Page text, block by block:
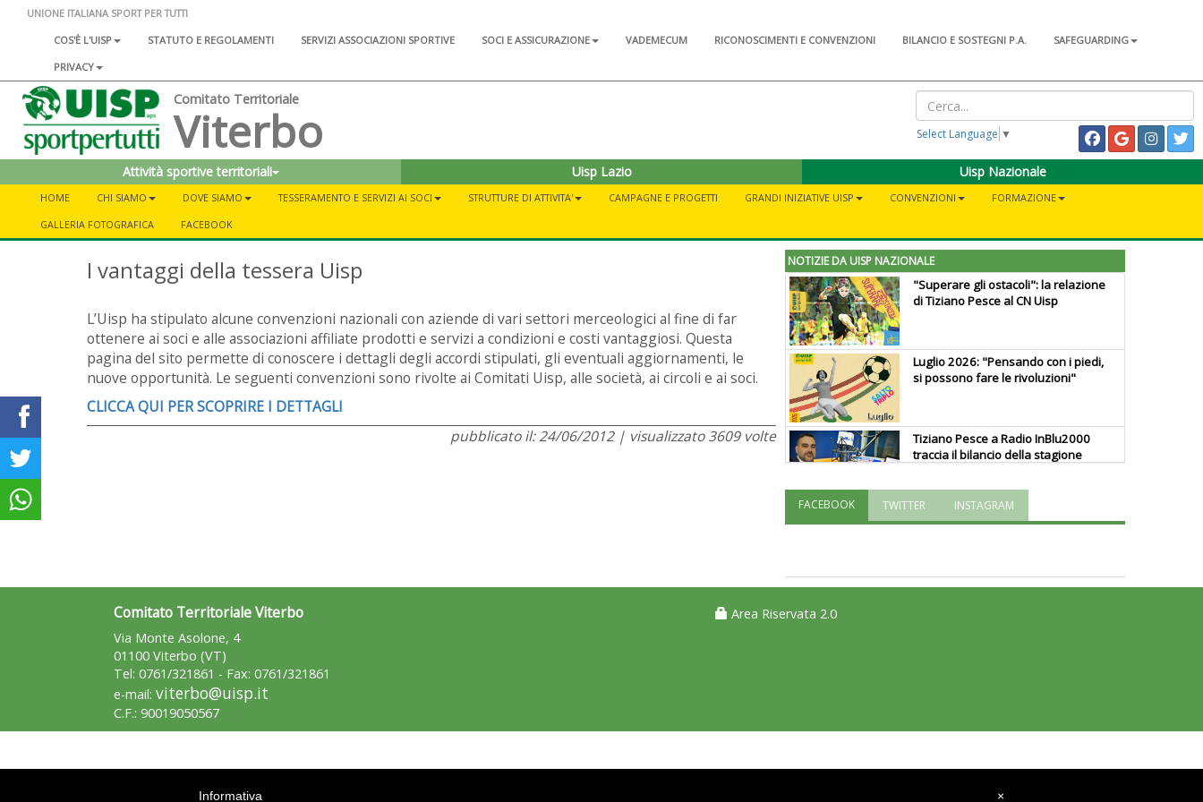
UNIONE ITALIANA SPORT PER TUTTI
COS'È L'UISP
STATUTO E REGOLAMENTI SERVIZI ASSOCIAZIONI SPORTIVE SOCI E ASSICURAZIONE VADEMECUM RICONOSCIMENTI E CONVENZIONI BILANCIO E SOSTEGNI P.A.
SAFEGUARDING
PRIVACY
Comitato Territoriale
Viterbo Select Language ▼
Attività sportive territoriali Uisp Lazio Uisp Nazionale
HOME CHI SIAMO DOVE SIAMO TESSERAMENTO E SERVIZI AI SOCI STRUTTURE DI ATTIVITA' CAMPAGNE E PROGETTI GRANDI INIZIATIVE UISP CONVENZIONI
FORMAZIONE
GALLERIA FOTOGRAFICA
FACEBOOK
I vantaggi della tessera Uisp
L’Uisp ha stipulato alcune convenzioni nazionali con aziende di vari settori merceologici al fine di far
ottenere ai soci e alle associazioni affiliate prodotti e servizi a condizioni e costi vantaggiosi. Questa
pagina del sito permette di conoscere i dettagli degli accordi stipulati, gli eventuali aggiornamenti, le
nuove opportunità. Le seguenti convenzioni sono rivolte ai Comitati Uisp, alle società, ai circoli e ai soci.
CLICCA QUI PER SCOPRIRE I DETTAGLI
pubblicato il: 24/06/2012 | visualizzato 3609 volte
NOTIZIE DA UISP NAZIONALE
"Superare gli ostacoli": la relazione
di Tiziano Pesce al CN Uisp
Luglio 2026: "Pensando con i piedi,
si possono fare le rivoluzioni"
Tiziano Pesce a Radio InBlu2000
traccia il bilancio della stagione
La formazione Uisp rallenta ma
FACEBOOK TWITTER INSTAGRAM
Comitato Territoriale Viterbo
Via Monte Asolone, 4
01100 Viterbo (VT)
Tel: 0761/321861 - Fax: 0761/321861
e-mail: viterbo@uisp.it
C.F.: 90019050567
Area Riservata 2.0
×
Informativa